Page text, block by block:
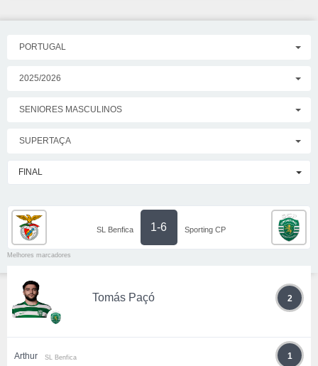
PORTUGAL
2025/2026
SENIORES MASCULINOS
SUPERTAÇA
FINAL
SL Benfica 1-6 Sporting CP
Melhores marcadores
Tomás Paçó 2
Arthur SL Benfica 1